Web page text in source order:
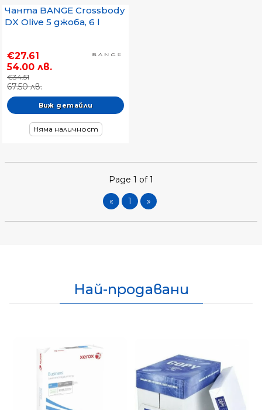
Чанта BANGE Crossbody
DX Olive 5 джоба, 6 l
€27.61
54.00 лв.
€34.51
67.50 лв.
Виж детайли
Няма наличност
Page 1 of 1
« 1 »
Най-продавани